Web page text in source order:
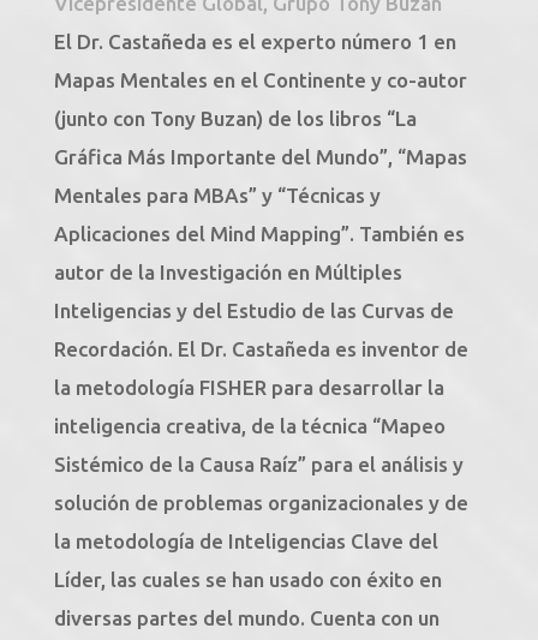
El Dr. Castañeda es el experto número 1 en
Mapas Mentales en el Continente y co-autor
(junto con Tony Buzan) de los libros “La
Gráfica Más Importante del Mundo”, “Mapas
Mentales para MBAs” y “Técnicas y
Aplicaciones del Mind Mapping”. También es
autor de la Investigación en Múltiples
Inteligencias y del Estudio de las Curvas de
Recordación. El Dr. Castañeda es inventor de
la metodología FISHER para desarrollar la
inteligencia creativa, de la técnica “Mapeo
Sistémico de la Causa Raíz” para el análisis y
solución de problemas organizacionales y de
la metodología de Inteligencias Clave del
Líder, las cuales se han usado con éxito en
diversas partes del mundo. Cuenta con un